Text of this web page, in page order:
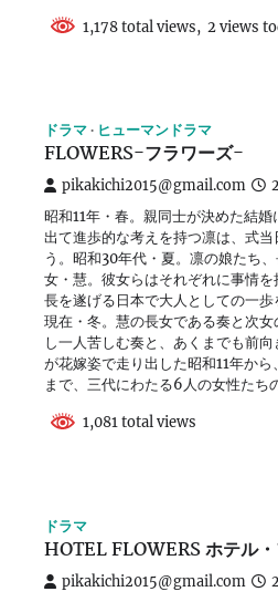
1,178 total views, 2 views
ドラマ ヒューマンドラマ
FLOWERS-フラワーズ-
pikakichi2015@gmail.com
昭和11年・春。親同士が決めた結
出て進歩的な考えを持つ凛は、式
う。昭和30年代・夏。凛の娘たち
女・慧。彼女らはそれぞれに事情
長を遂げる日本で大人としての一歩
現在・冬。慧の長女である奏と次
し一人苦しむ奏と、あくまでも前
が花嫁姿で走り出した昭和11年か
まで、三代にわたる6人の女性たち
1,081 total views
ドラマ
HOTEL FLOWERS ホテル
pikakichi2015@gmail.com